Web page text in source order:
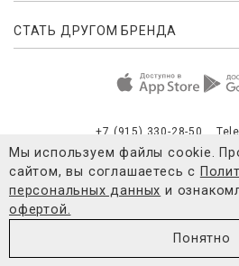
СТАТЬ ДРУГОМ БРЕНДА
+7 (915) 330-28-50
Согласие на
© 2021-2026
Мы используем файлы cookie.
сайтом, вы соглашаетесь с
персональных данных и
офертой.
Понятно